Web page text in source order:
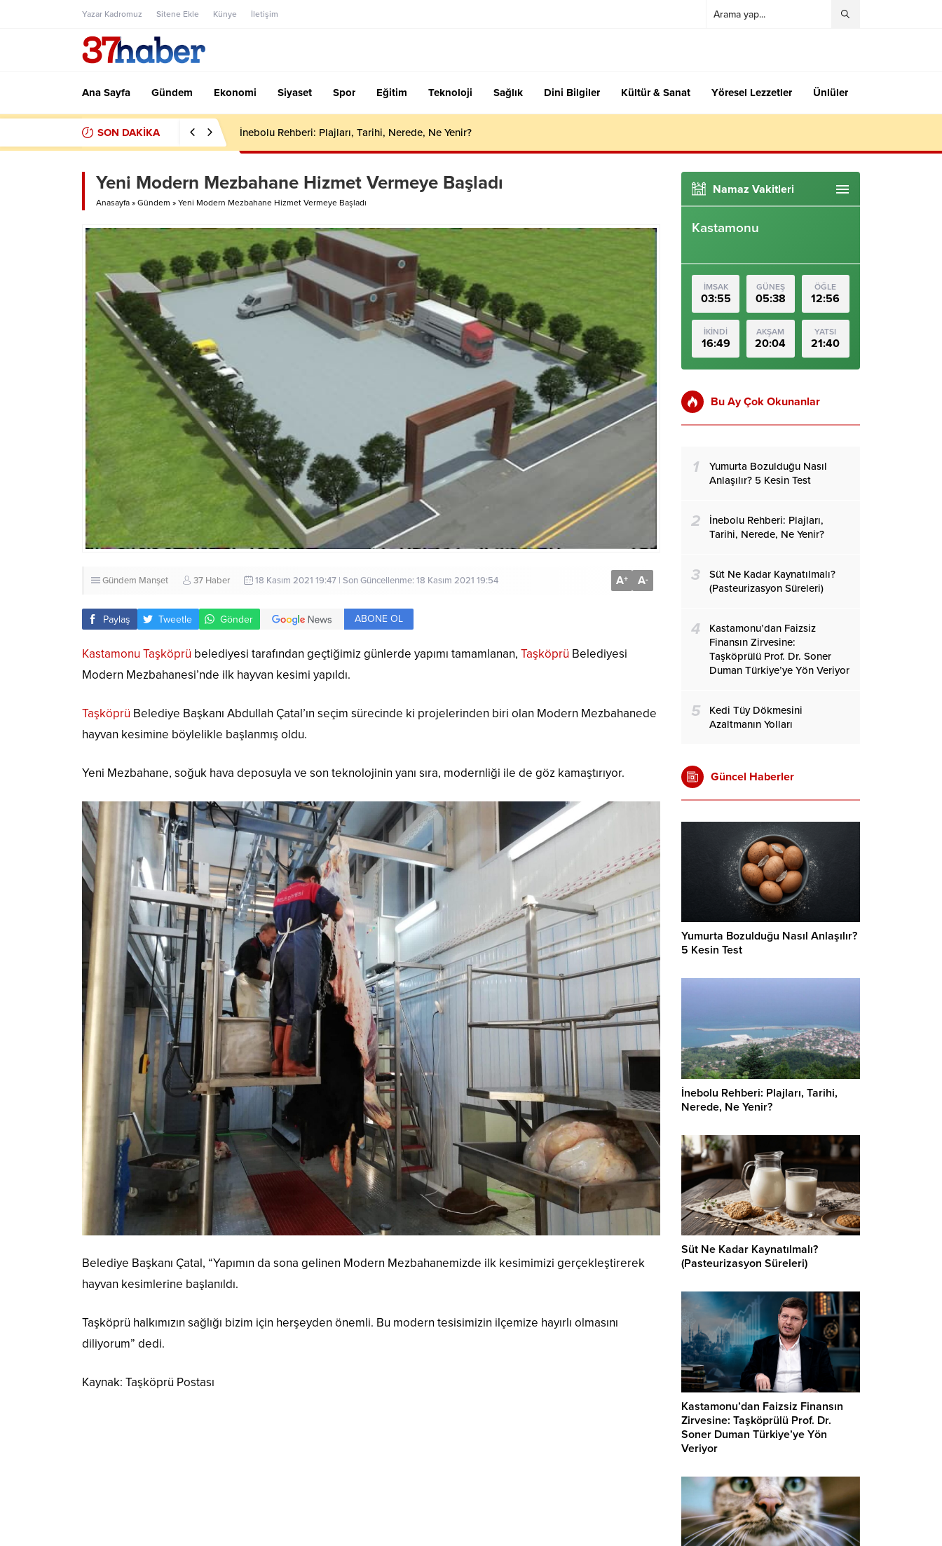
Yazar Kadromuz Sitene Ekle Künye İletişim
Ana Sayfa Gündem Ekonomi Siyaset Spor Eğitim Teknoloji Sağlık Dini Bilgiler Kültür & Sanat Yöresel Lezzetler Ünlüler
SON DAKİKA İnebolu Rehberi: Plajları, Tarihi, Nerede, Ne Yenir?
Yeni Modern Mezbahane Hizmet Vermeye Başladı
Anasayfa » Gündem » Yeni Modern Mezbahane Hizmet Vermeye Başladı
Gündem Manşet 37 Haber 18 Kasım 2021 19:47 | Son Güncellenme: 18 Kasım 2021 19:54 A+ A-
Paylaş Tweetle Gönder ABONE OL
Kastamonu Taşköprü belediyesi tarafından geçtiğimiz günlerde yapımı tamamlanan, Taşköprü Belediyesi
Modern Mezbahanesi’nde ilk hayvan kesimi yapıldı.
Taşköprü Belediye Başkanı Abdullah Çatal’ın seçim sürecinde ki projelerinden biri olan Modern Mezbahanede
hayvan kesimine böylelikle başlanmış oldu.
Yeni Mezbahane, soğuk hava deposuyla ve son teknolojinin yanı sıra, modernliği ile de göz kamaştırıyor.
Belediye Başkanı Çatal, “Yapımın da sona gelinen Modern Mezbahanemizde ilk kesimimizi gerçekleştirerek
hayvan kesimlerine başlanıldı.
Taşköprü halkımızın sağlığı bizim için herşeyden önemli. Bu modern tesisimizin ilçemize hayırlı olmasını
diliyorum” dedi.
Kaynak: Taşköprü Postası
Namaz Vakitleri
Kastamonu
İMSAK
03:55
GÜNEŞ
05:38
ÖĞLE
12:56
İKİNDİ
16:49
AKŞAM
20:04
YATSI
21:40
Bu Ay Çok Okunanlar
1
Yumurta Bozulduğu Nasıl
Anlaşılır? 5 Kesin Test
2
İnebolu Rehberi: Plajları,
Tarihi, Nerede, Ne Yenir?
3
Süt Ne Kadar Kaynatılmalı?
(Pasteurizasyon Süreleri)
4
Kastamonu’dan Faizsiz
Finansın Zirvesine:
Taşköprülü Prof. Dr. Soner
Duman Türkiye’ye Yön Veriyor
5
Kedi Tüy Dökmesini
Azaltmanın Yolları
Güncel Haberler
Yumurta Bozulduğu Nasıl Anlaşılır?
5 Kesin Test
İnebolu Rehberi: Plajları, Tarihi,
Nerede, Ne Yenir?
Süt Ne Kadar Kaynatılmalı?
(Pasteurizasyon Süreleri)
Kastamonu’dan Faizsiz Finansın
Zirvesine: Taşköprülü Prof. Dr.
Soner Duman Türkiye’ye Yön
Veriyor